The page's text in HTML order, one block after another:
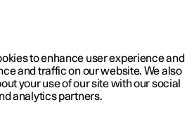
voor particulieren
voor
Software-updates
to enhance user experience and
and traffic on our website. We also
your use of our site with our social
analytics partners.